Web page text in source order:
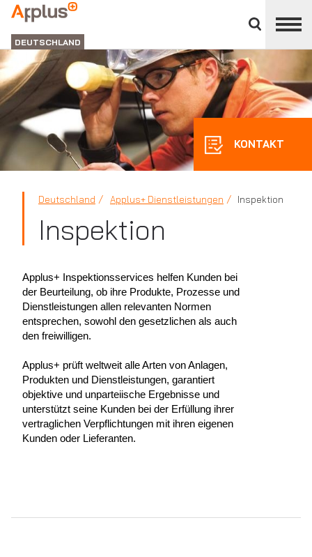
divisions
panel
APPLUS+
GROUP
DEUTSCHLAND
KONTAKT
Deutschland Applus+ Dienstleistungen Inspektion
Inspektion
Applus+ Inspektionsservices helfen Kunden bei
der Beurteilung, ob ihre Produkte, Prozesse und
Dienstleistungen allen relevanten Normen
entsprechen, sowohl den gesetzlichen als auch
den freiwilligen.
Applus+ prüft weltweit alle Arten von Anlagen,
Produkten und Dienstleistungen, garantiert
objektive und unparteiische Ergebnisse und
unterstützt seine Kunden bei der Erfüllung ihrer
vertraglichen Verpflichtungen mit ihren eigenen
Kunden oder Lieferanten.